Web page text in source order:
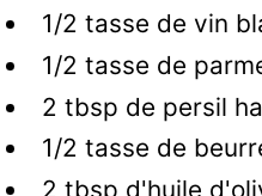
1/2 tasse de vin
1/2 tasse de
2 tbsp de persil
1/2 tasse de
2 tbsp d'huile